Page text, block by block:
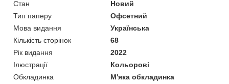
Стан
Новий
Тип паперу
Офсетний
Мова видання
Українська
Кількість сторінок
68
Рік видання
2022
Ілюстрації
Кольорові
Обкладинка
М'яка обкладинка